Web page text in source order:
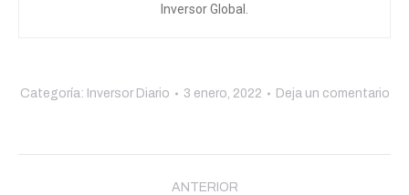
Inversor Global.
Categoría: Inversor Diario 3 enero, 2022 Deja un comentario
ANTERIOR